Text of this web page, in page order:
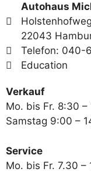
Autohaus
22043
Telefon: 040-
Education
Verkauf
Mo. bis Fr. 8:30 –
Samstag 9:00 –
Service
Mo. bis Fr. 7.30 –